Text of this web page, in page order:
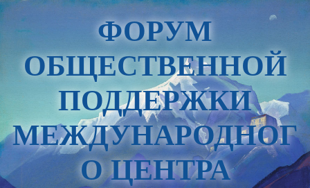
ФОРУМ
ОБЩЕСТВЕННОЙ
ПОДДЕРЖКИ
МЕЖДУНАРОДНОГ
О ЦЕНТРА